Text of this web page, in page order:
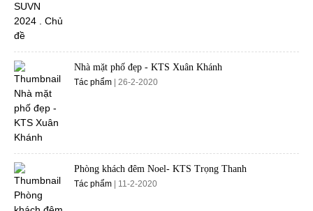
Nhà mặt phố đẹp - KTS Xuân Khánh
Tác phẩm | 26-2-2020
Phòng khách đêm Noel- KTS Trọng Thanh
Tác phẩm | 11-2-2020